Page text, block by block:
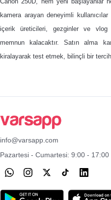
kamera arayan deneyimli
içerik üreticileri, gezginler ve vlog
memnun kalacaktır. Satın alma
kiralayarak test etmek, bilinçli bir
info@varsapp.com
Pazartesi - Cumartesi: 9:00 - 17:00